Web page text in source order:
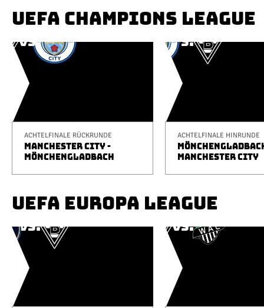
UEFA CHAMPIONS LEAGUE
ACHTELFINALE RÜCKRUNDE
MANCHESTER CITY -
MÖNCHENGLADBACH
ACHTELFINALE HINRUNDE
MANCHESTER CITY
UEFA EUROPA LEAGUE